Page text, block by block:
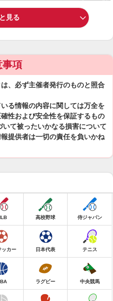
見る
事項
、必ず主催者発行のものと照合
る情報の内容に関しては万全を
性および安全性を保証するもの
て被ったいかなる損害について
提供者は一切の責任を負いかね
高校野球 侍ジャパン
ッカー 日本代表 テニス
ラグビー 中央競馬